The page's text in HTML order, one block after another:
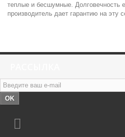
теплые и бесшумные. Долговечность
производитель дает гарантию на эту
OK